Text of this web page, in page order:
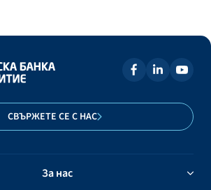
СВЪРЖЕТЕ СЕ С НАС
За нас